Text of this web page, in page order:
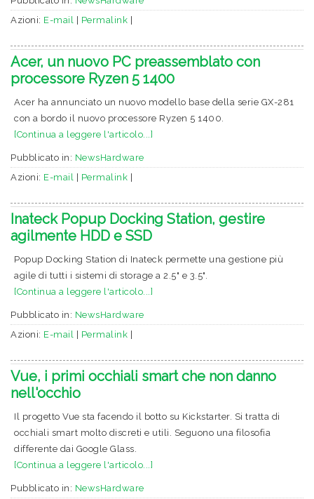
Azioni: E-mail Permalink
Acer, un nuovo PC preassemblato con
processore Ryzen 5 1400
Acer ha annunciato un nuovo modello base della serie GX-281
con a bordo il nuovo processore Ryzen 5 1400.
[Continua a leggere l'articolo...]
Pubblicato in: NewsHardware
Azioni: E-mail Permalink
Inateck Popup Docking Station, gestire
agilmente HDD e SSD
Popup Docking Station di Inateck permette una gestione più
agile di tutti i sistemi di storage a 2.5" e 3.5".
[Continua a leggere l'articolo...]
Pubblicato in: NewsHardware
Azioni: E-mail Permalink
Vue, i primi occhiali smart che non danno
nell'occhio
Il progetto Vue sta facendo il botto su Kickstarter. Si tratta di
occhiali smart molto discreti e utili. Seguono una filosofia
differente dai Google Glass.
[Continua a leggere l'articolo...]
Pubblicato in: NewsHardware